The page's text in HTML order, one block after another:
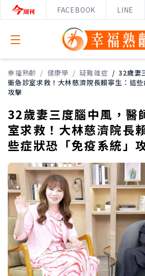
FACEBOOK LINE
Open menu
幸福熟齡 / 健康學 / 疑難雜症 / 32歲妻
衝急診室求救！大林慈濟院長賴寧生：這些
攻擊
32歲妻三度腦中風，醫
室求救！大林慈濟院長
些症狀恐「免疫系統」